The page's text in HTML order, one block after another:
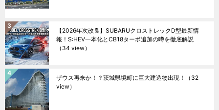
【2026年次改良】SUBARUクロストレックD型最新情
報！S:HEV一本化とCB18ターボ追加の噂を徹底解説
（34 view）
ザウス再来か！？茨城県境町に巨大建造物出現！
（32
view）